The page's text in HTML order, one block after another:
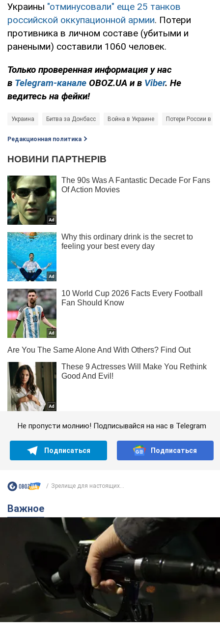
Украины "отминусовали" еще 25 танков
российской оккупационной армии. Потери
противника в личном составе (убитыми и
ранеными) составили 1060 человек.
Только проверенная информация у нас
в Telegram-канале OBOZ.UA и в Viber. Не
ведитесь на фейки!
Украина Битва за Донбасс Война в Украине Потери России в
Редакционная политика
Не пропусти молнию! Подписывайся на нас в Telegram
Подписаться Подписаться
Зрелище для настоящих...
Важное